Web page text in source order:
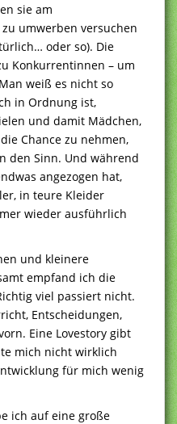
sie am
umwerben versuchen
oder so). Die
Konkurrentinnen – um
weiß es nicht so
in Ordnung ist,
und damit Mädchen,
Chance zu nehmen,
den Sinn. Und während
angezogen hat,
in teure Kleider
wieder ausführlich
und kleinere
empfand ich die
viel passiert nicht.
Entscheidungen,
Eine Lovestory gibt
mich nicht wirklich
für mich wenig
ich auf eine große